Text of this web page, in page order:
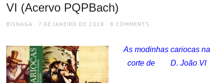
VI (Acervo PQPBach)
AUTHOR
BISNAGA
POSTED
7 DE JANEIRO DE 2018 8 COMMENTS
As modinhas cariocas na
corte de D. João VI